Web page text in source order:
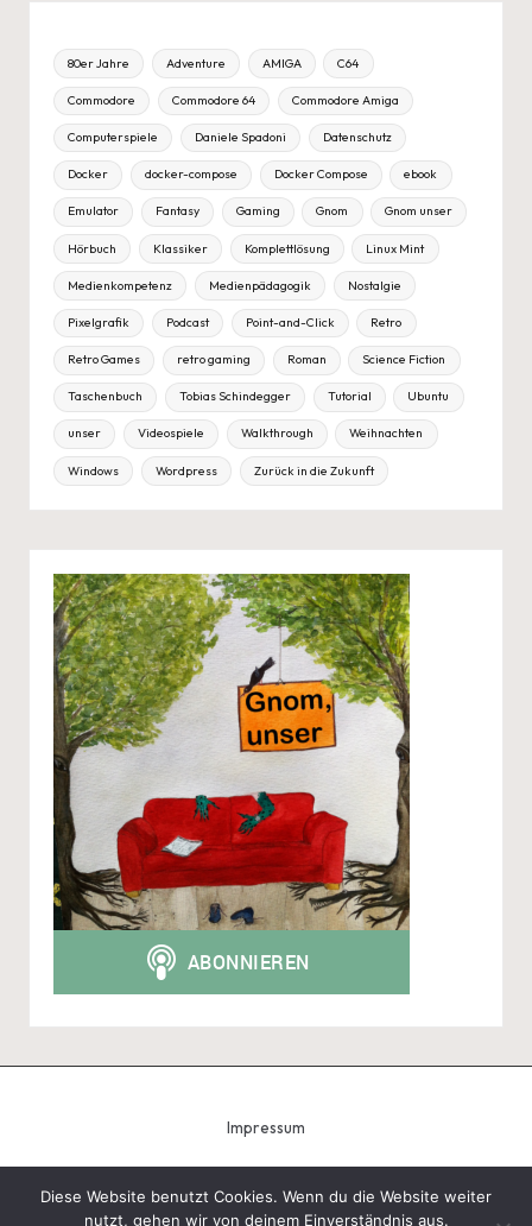
80er Jahre Adventure AMIGA C64
Commodore Commodore 64 Commodore Amiga
Computerspiele Daniele Spadoni Datenschutz
Docker docker-compose Docker Compose ebook
Emulator Fantasy Gaming Gnom Gnom unser
Hörbuch Klassiker Komplettlösung Linux Mint
Medienkompetenz Medienpädagogik Nostalgie
Pixelgrafik Podcast Point-and-Click Retro
Retro Games retro gaming Roman Science Fiction
Taschenbuch Tobias Schindegger Tutorial Ubuntu
unser Videospiele Walkthrough Weihnachten
Windows Wordpress Zurück in die Zukunft
Impressum
Diese Website benutzt Cookies. Wenn du die Website weiter
nutzt, gehen wir von deinem Einverständnis aus.